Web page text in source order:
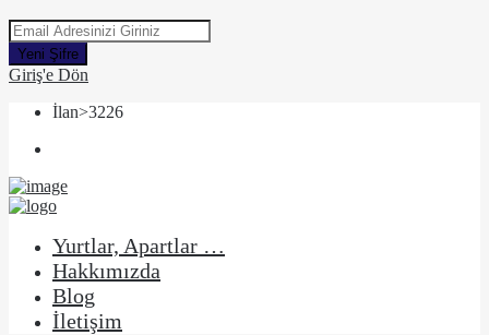
Yeni Şifre
Giriş'e Dön
İlan>3226
Yurtlar, Apartlar …
Hakkımızda
Blog
İletişim